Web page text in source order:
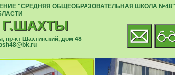
пр-кт Шахтинский, дом 48
"СРЕДНЯЯ ОБЩЕОБРАЗОВАТЕЛЬНАЯ ШКОЛА №48"